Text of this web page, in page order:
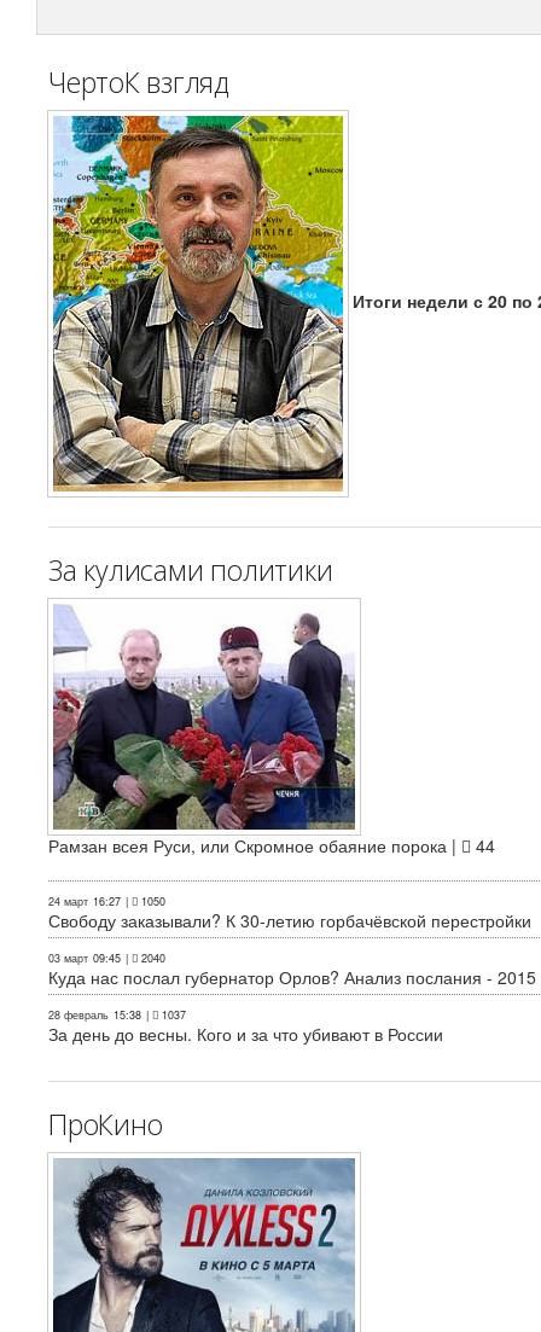
ЧертоК взгляд
Итоги недели с 20 по
За кулисами политики
Рамзан всея Руси, или Скромное обаяние порока | 44
24 март 16:27 | 1050
Свободу заказывали? К 30-летию горбачёвской перестройки
03 март 09:45 | 2040
Куда нас послал губернатор Орлов? Анализ послания - 2015
28 февраль 15:38 | 1037
За день до весны. Кого и за что убивают в России
ПроКино